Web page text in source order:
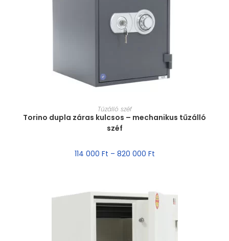
MÉRET VÁLASZTÁSA
Tűzálló széf
Torino dupla záras kulcsos – mechanikus tűzálló
széf
114 000 Ft – 820 000 Ft